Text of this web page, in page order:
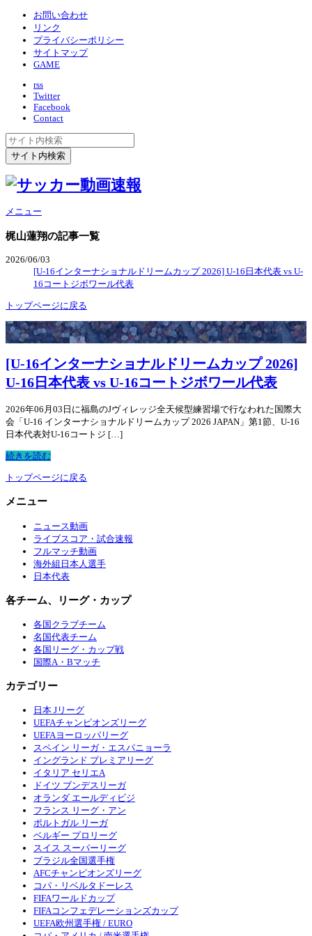
お問い合わせ
リンク
プライバシーポリシー
サイトマップ
GAME
rss
Twitter
Facebook
Contact
メニュー
梶山蓮翔の記事一覧
2026/06/03
[U-16インターナショナルドリームカップ 2026] U-16日本代表 vs U-
16コートジボワール代表
トップページに戻る
[U-16インターナショナルドリームカップ 2026]
U-16日本代表 vs U-16コートジボワール代表
2026年06月03日に福島のJヴィレッジ全天候型練習場で行なわれた国際大
会「U-16 インターナショナルドリームカップ 2026 JAPAN」第1節、U-16
日本代表対U-16コートジ […]
続きを読む
トップページに戻る
メニュー
ニュース動画
ライブスコア・試合速報
フルマッチ動画
海外組日本人選手
日本代表
各チーム、リーグ・カップ
各国クラブチーム
名国代表チーム
各国リーグ・カップ戦
国際A・Bマッチ
カテゴリー
日本 Jリーグ
UEFAチャンピオンズリーグ
UEFAヨーロッパリーグ
スペイン リーガ・エスパニョーラ
イングランド プレミアリーグ
イタリア セリエA
ドイツ ブンデスリーガ
オランダ エールディビジ
フランス リーグ・アン
ポルトガル リーガ
ベルギー プロリーグ
スイス スーパーリーグ
ブラジル全国選手権
AFCチャンピオンズリーグ
コパ・リベルタドーレス
FIFAワールドカップ
FIFAコンフェデレーションズカップ
UEFA欧州選手権 / EURO